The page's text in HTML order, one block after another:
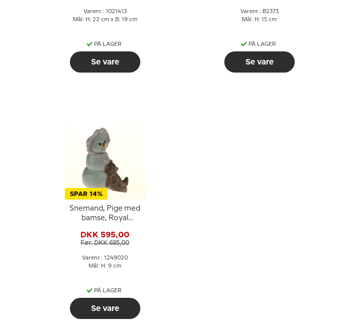
Varenr.: 1021413
Mål: H: 22 cm x B: 19 cm
PÅ LAGER
Se vare
Varenr.: B2373
Mål: H: 15 cm
PÅ LAGER
Se vare
SPAR 14%
Snemand, Pige med
bamse, Royal
vinterfigur nr. 020
DKK 595,00
Før: DKK 695,00
Varenr.: 1249020
Mål: H: 9 cm
PÅ LAGER
Se vare